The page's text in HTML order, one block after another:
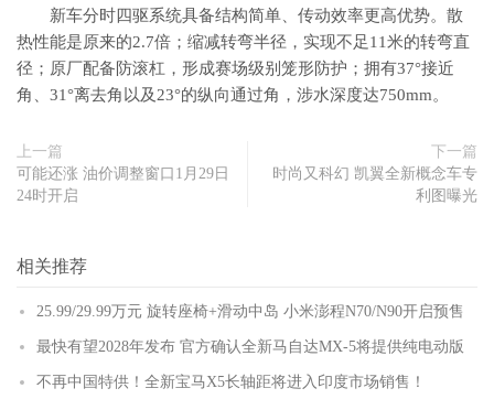
新车分时四驱系统具备结构简单、传动效率更高优势。散
热性能是原来的2.7倍；缩减转弯半径，实现不足11米的转弯直
径；原厂配备防滚杠，形成赛场级别笼形防护；拥有37°接近
角、31°离去角以及23°的纵向通过角，涉水深度达750mm。
上一篇
可能还涨 油价调整窗口1月29日
24时开启
下一篇
时尚又科幻 凯翼全新概念车专
利图曝光
相关推荐
25.99/29.99万元 旋转座椅+滑动中岛 小米澎程N70/N90开启预售
最快有望2028年发布 官方确认全新马自达MX-5将提供纯电动版
不再中国特供！全新宝马X5长轴距将进入印度市场销售！